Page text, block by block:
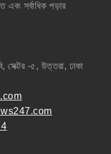
এবং সর্বাধিক পড়ার
সেক্টর -৫, উত্তরা, ঢাকা